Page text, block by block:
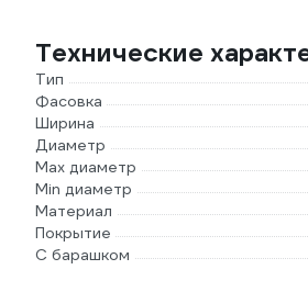
Технические
Тип
Фасовка
Ширина
Диаметр
Max диаметр
Min диаметр
Материал
Покрытие
С барашком